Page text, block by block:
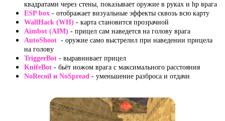
квадратами через стены, показывает оружие в руках и hp врага
ESP box - отображает визуальные эффекты сквозь всю карту
WallHack (WH) - карта становится прозрачной
Aimbot (AIM) - прицел сам наведется на голову врага
AutoShoot - оружие само выстрелил при наведении прицела
на голову
TriggerBot - выравнивает прицел
KnifeBot - бьёт ножом врага с максимального расстояния
NoRecoil и NoSpread - уменьшение разброса и отдачи